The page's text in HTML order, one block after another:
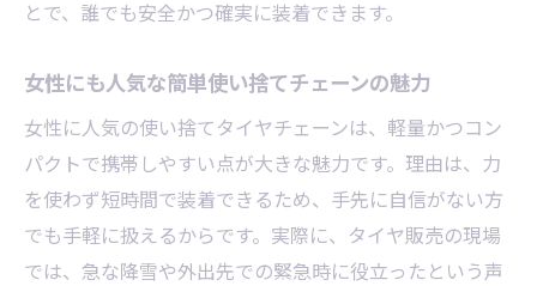
とで、誰でも安全かつ確実に装着できます。
女性にも人気な簡単使い捨てチェーンの魅力
女性に人気の使い捨てタイヤチェーンは、軽量かつコン
パクトで携帯しやすい点が大きな魅力です。理由は、力
を使わず短時間で装着できるため、手先に自信がない方
でも手軽に扱えるからです。実際に、タイヤ販売の現場
では、急な降雪や外出先での緊急時に役立ったという声